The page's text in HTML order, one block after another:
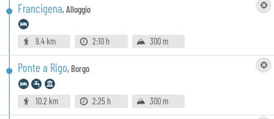
Francigena,Alloggio
9.4 km 2:10 h 300 m
Ponte a Rigo, Borgo
10.2 km 2:25 h 300 m